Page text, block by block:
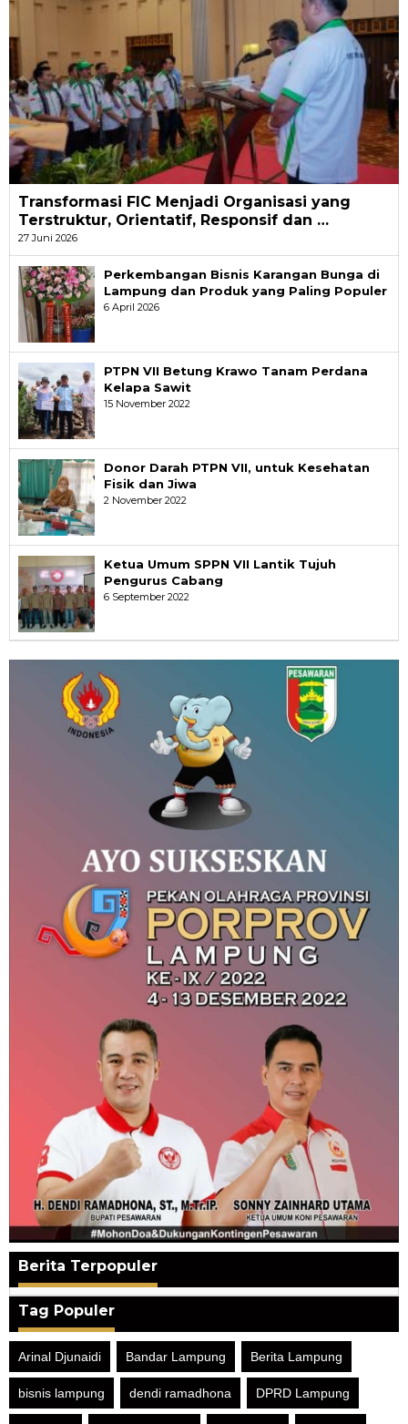
Transformasi FIC Menjadi Organisasi yang
Terstruktur, Orientatif, Responsif dan …
27 Juni 2026
Perkembangan Bisnis Karangan Bunga di
Lampung dan Produk yang Paling Populer
6 April 2026
PTPN VII Betung Krawo Tanam Perdana
Kelapa Sawit
15 November 2022
Donor Darah PTPN VII, untuk Kesehatan
Fisik dan Jiwa
2 November 2022
Ketua Umum SPPN VII Lantik Tujuh
Pengurus Cabang
6 September 2022
Berita Terpopuler
Tag Populer
Arinal Djunaidi Bandar Lampung Berita Lampung
bisnis lampung dendi ramadhona DPRD Lampung